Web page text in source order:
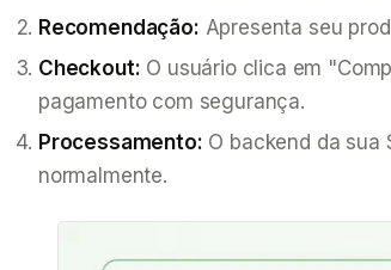
Recomendação: Apresenta seu
Checkout: O usuário clica em
pagamento com segurança.
Processamento: O backend da sua
normalmente.